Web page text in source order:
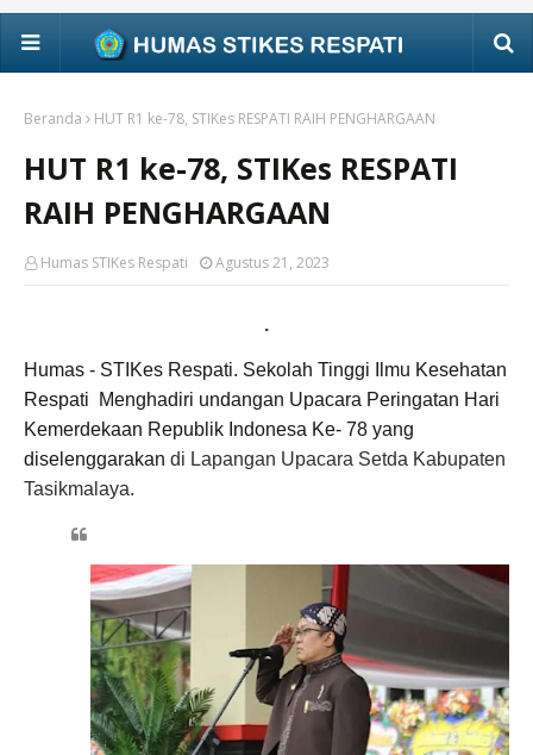
Beranda HUT R1 ke-78, STIKes RESPATI RAIH PENGHARGAAN
HUT R1 ke-78, STIKes RESPATI
RAIH PENGHARGAAN
Humas STIKes Respati Agustus 21, 2023
.
Humas - STIKes Respati. Sekolah Tinggi Ilmu Kesehatan
Respati Menghadiri undangan Upacara Peringatan Hari
Kemerdekaan Republik Indonesa Ke- 78 yang
diselenggarakan di Lapangan Upacara Setda Kabupaten
Tasikmalaya.